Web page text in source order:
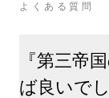
よくある質問
『第三帝
ば良いで